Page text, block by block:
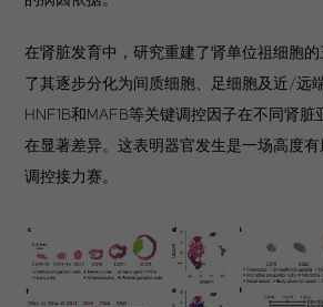
在肾脏发育中，研究重建了肾单位祖细胞
了其逐步分化为间质细胞、足细胞及近/远
HNF1B和MAFB等关键调控因子在不同肾脏
在显著差异。这表明器官发生是一场高度
调控接力赛。